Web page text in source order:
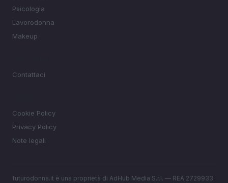
Psicologia
Lavorodonna
Makeup
Contattaci
Cookie Policy
Privacy Policy
Note legali
futurodonna.it è una proprietà di AdHub Media S.r.l. — REA 2729933